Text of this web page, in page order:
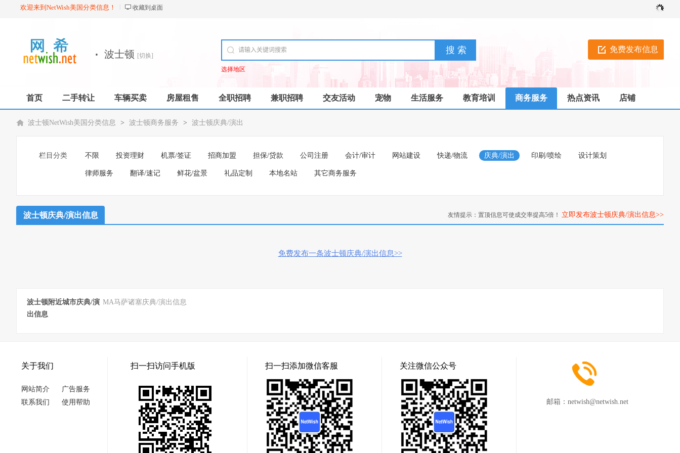
欢迎来到NetWish美国分类信息！ 收藏到桌面
免费发布信息
· 波士顿 [切换]
选择地区
首页 二手转让 车辆买卖 房屋租售 全职招聘 兼职招聘 交友活动 宠物 生活服务 教育培训 商务服务 热点资讯 店铺
波士顿NetWish美国分类信息 > 波士顿商务服务 > 波士顿庆典/演出
栏目分类 不限 投资理财 机票/签证 招商加盟 担保/贷款 公司注册 会计/审计 网站建设 快递/物流 庆典/演出 印刷/喷绘 设计策划
律师服务 翻译/速记 鲜花/盆景 礼品定制 本地名站 其它商务服务
波士顿庆典/演出信息 友情提示：置顶信息可使成交率提高5倍！ 立即发布波士顿庆典/演出信息>>
免费发布一条波士顿庆典/演出信息>>
波士顿附近城市庆典/演
出信息
MA马萨诸塞庆典/演出信息
关于我们
网站简介
广告服务
联系我们
使用帮助
扫一扫访问手机版 扫一扫添加微信客服 关注微信公众号
邮箱： netwish@netwish.net